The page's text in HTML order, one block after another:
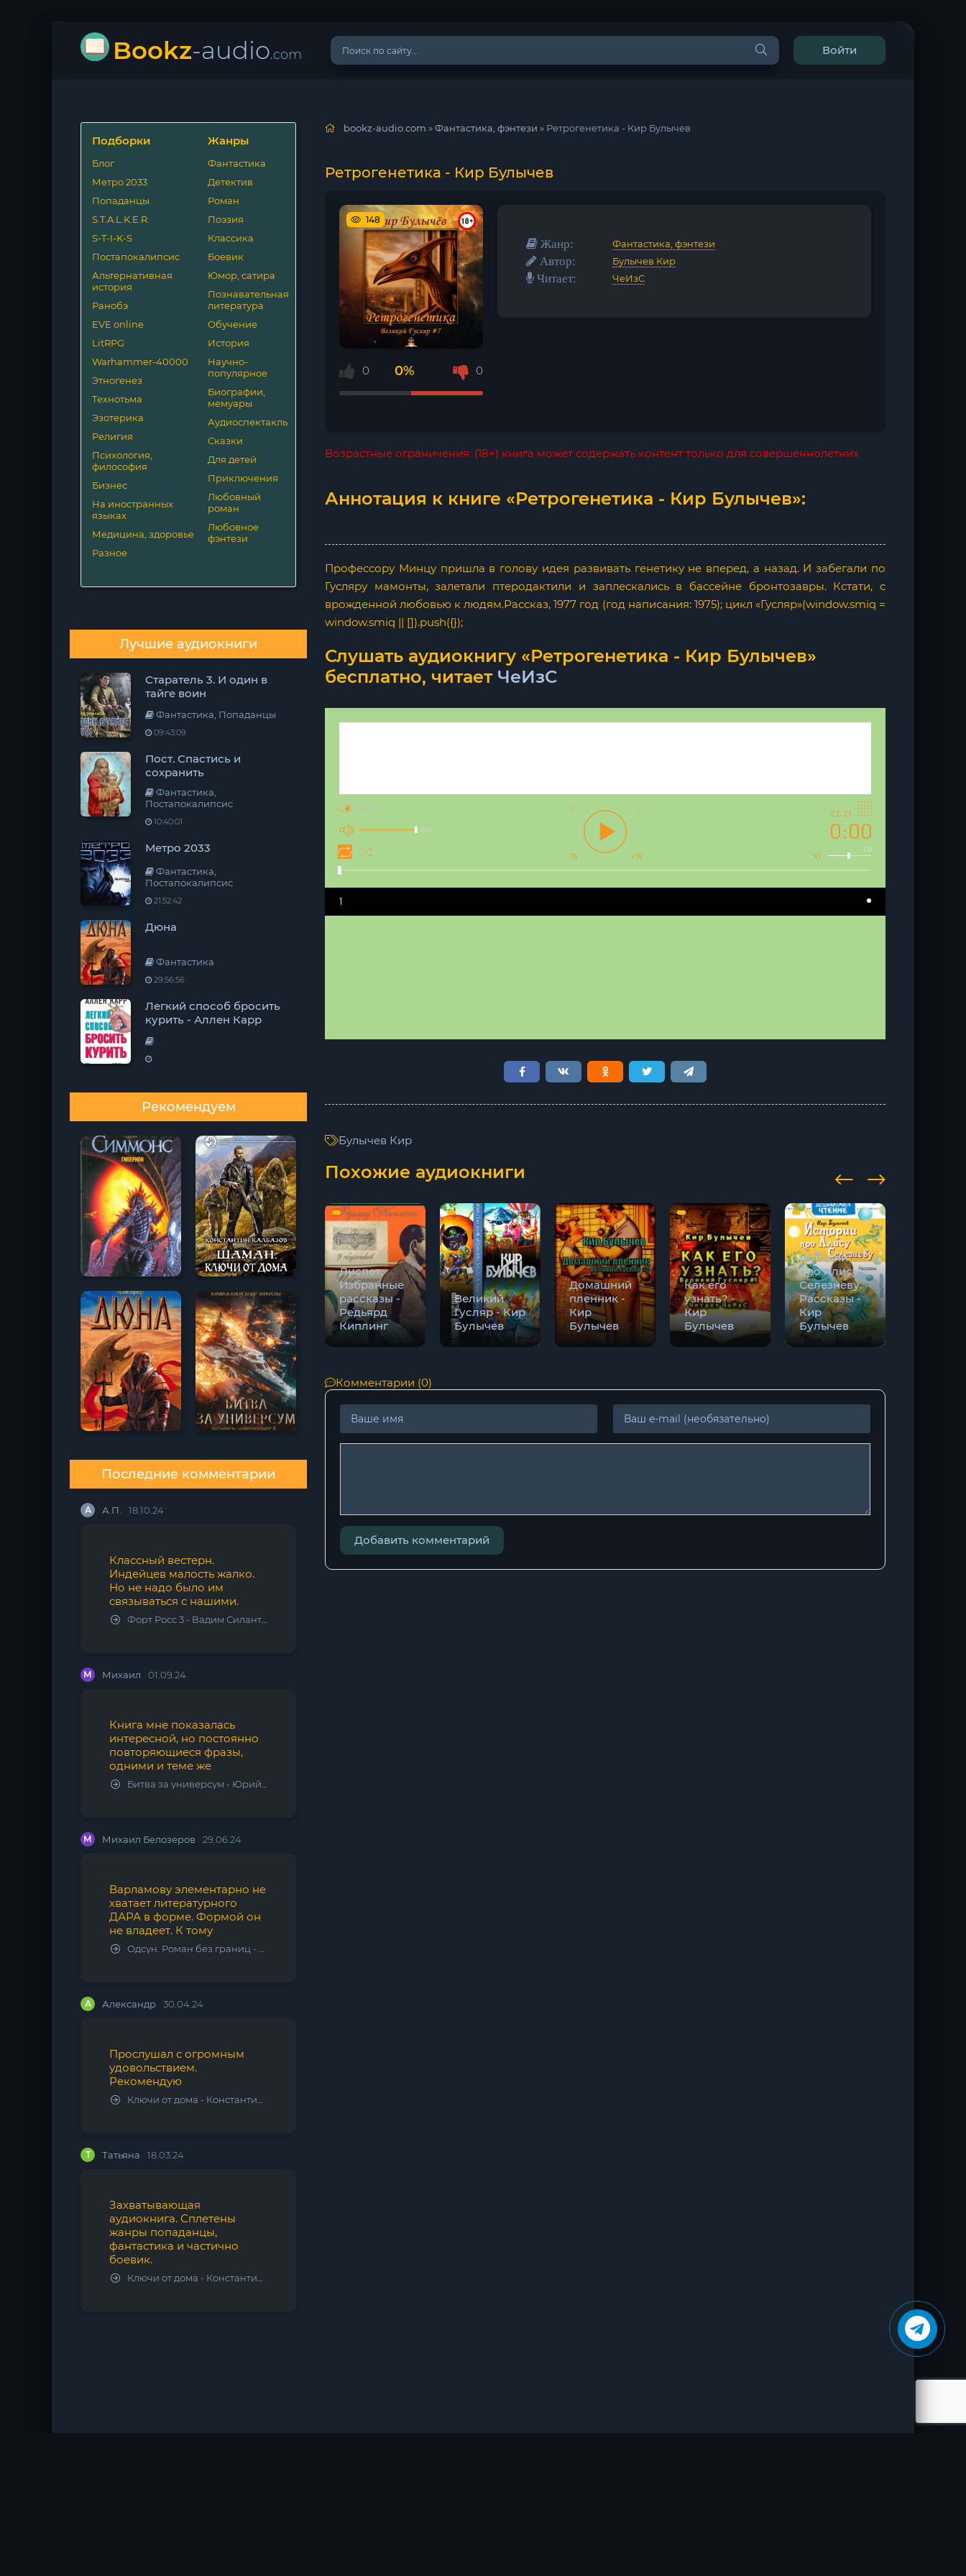
Bookz-audio.com Войти
Подборки
Блог
Метро 2033
Попаданцы
S.T.A.L.K.E.R.
S-T-I-K-S
Постапокалипсис
Альтернативная
история
Ранобэ
EVE online
LitRPG
Warhammer-40000
Этногенез
Технотьма
Эзотерика
Религия
Психология,
философия
Бизнес
На иностранных
языках
Медицина, здоровье
Разное
Жанры
Фантастика
Детектив
Роман
Поэзия
Классика
Боевик
Юмор, сатира
Познавательная
литература
Обучение
История
Научно-
популярное
Биографии,
мемуары
Аудиоспектакль
Сказки
Для детей
Приключения
Любовный
роман
Любовное
фэнтези
Лучшие аудиокниги
Старатель 3. И один в
тайге воин
Фантастика, Попаданцы
09:43:09
Пост. Спастись и
сохранить
Фантастика,
Постапокалипсис
10:40:01
Метро 2033
Фантастика,
Постапокалипсис
21:52:42
Дюна
Фантастика
29:56:56
Легкий способ бросить
курить - Аллен Карр
Рекомендуем
Последние комментарии
А А.П. 18.10.24
Классный вестерн.
Индейцев малость жалко.
Но не надо было им
связываться с нашими.
Форт Росс 3 - Вадим Силантьев
М Михаил 01.09.24
Книга мне показалась
интересной, но постоянно
повторяющиеся фразы,
одними и теме же
Битва за универсум - Юрий Тарарев, Александр Тарарев
М Михаил Белозеров 29.06.24
Варламову элементарно не
хватает литературного
ДАРА в форме. Формой он
не владеет. К тому
Одсун. Роман без границ - Алексей Варламов
А Александр 30.04.24
Прослушал с огромным
удовольствием.
Рекомендую
Ключи от дома - Константин Калбазов
Т Татьяна 18.03.24
Захватывающая
аудиокнига. Сплетены
жанры попаданцы,
фантастика и частично
боевик.
Ключи от дома - Константин Калбазов
bookz-audio.com »Фантастика, фэнтези » Ретрогенетика - Кир Булычев
Ретрогенетика - Кир Булычев
148
0 0% 0
Жанр: Фантастика, фэнтези
Автор: Булычев Кир
Читает: ЧеИзС
Возрастные ограничения: (18+) книга может содержать контент только для совершеннолетних
Аннотация к книге «Ретрогенетика - Кир Булычев»:
Профессору Минцу пришла в голову идея развивать генетику не вперед, а назад. И забегали по
Гусляру мамонты, залетали птеродактили и заплескались в бассейне бронтозавры. Кстати, с
врожденной любовью к людям.Рассказ, 1977 год (год написания: 1975); цикл «Гусляр»(window.smiq =
window.smiq || []).push({});
Слушать аудиокнигу «Ретрогенетика - Кир Булычев»
бесплатно, читает ЧеИзС
100 0:00
22:21
1.0
x1
-15 +15
AUTO
1
Булычев Кир
Похожие аудиокниги
Лиспет.
Избранные
9 сборников
- Редьярд
Киплинг
Лиспет.
Избранные
рассказы -
Редьярд
Киплинг
Великий
Гусляр - Кир
Булычев
Домашний
пленник -
Кир
Булычев
Как его
узнать? -
Кир
Булычев
Истории
про Алису
Селезневу.
Рассказы -
Кир
Булычев
Комментарии (0)
Добавить комментарий